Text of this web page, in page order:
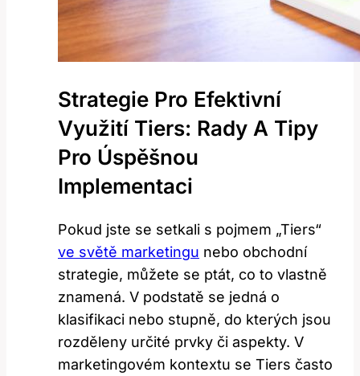
Strategie Pro Efektivní
Využití Tiers: Rady A Tipy
Pro Úspěšnou
Implementaci
Pokud jste se setkali s pojmem „Tiers“
ve světě marketingu nebo obchodní
strategie, můžete se ptát, co to vlastně
znamená. V podstatě se jedná o
klasifikaci nebo stupně, do kterých jsou
rozděleny určité prvky či aspekty. V
marketingovém kontextu se Tiers často